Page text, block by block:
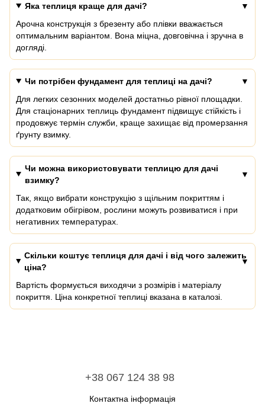
Яка теплиця краще для дачі?
Арочна конструкція з брезенту або плівки вважається
оптимальним варіантом. Вона міцна, довговічна і зручна в
догляді.
Чи потрібен фундамент для теплиці на дачі?
Для легких сезонних моделей достатньо рівної площадки.
Для стаціонарних теплиць фундамент підвищує стійкість і
продовжує термін служби, краще захищає від промерзання
ґрунту взимку.
Чи можна використовувати теплицю для дачі
взимку?
Так, якщо вибрати конструкцію з щільним покриттям і
додатковим обігрівом, рослини можуть розвиватися і при
негативних температурах.
Скільки коштує теплиця для дачі і від чого залежить
ціна?
Вартість формується виходячи з розмірів і матеріалу
покриття. Ціна конкретної теплиці вказана в каталозі.
+38 067 124 38 98
Контактна інформація